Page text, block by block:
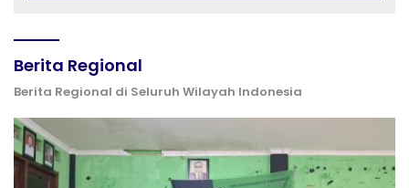
Berita Regional
Berita Regional di Seluruh Wilayah Indonesia